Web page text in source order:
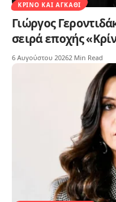
ΚΡΊΝΟ ΚΑΙ ΑΓΚΆΘΙ
Γιώργος
σειρά εποχής
6 Αυγούστου 20262 Min Read